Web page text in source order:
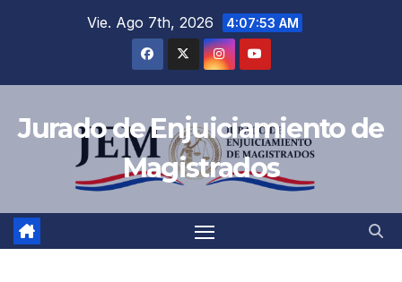
Vie. Ago 7th, 2026 4:07:54 AM
Jurado de Enjuiciamiento de
Magistrados